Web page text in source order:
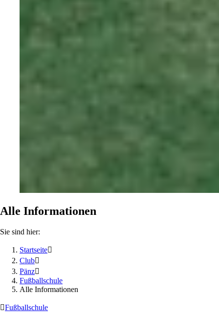
Alle Informationen
Sie sind hier:
Startseite
Club
Pänz
Fußballschule
Alle Informationen
Fußballschule